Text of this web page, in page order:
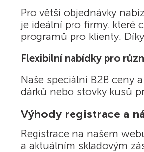
Pro větší objednávky
je ideální pro firmy, které
programů pro klienty.
Flexibilní nabídky pro
Naše speciální B2B ceny
dárků nebo stovky kusů
Výhody registrace a
Registrace na našem
a aktuálním skladovým